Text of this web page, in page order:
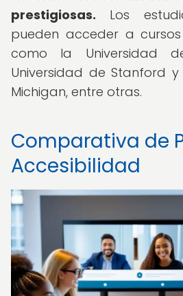
prestigiosas. Los
pueden acceder a
como la Universidad
Universidad de Stanford
Michigan, entre otras.
Comparativa de
Accesibilidad